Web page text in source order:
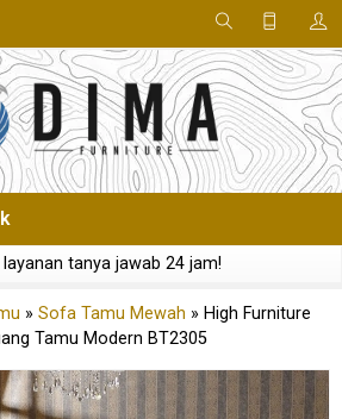
tanya jawab 24 jam!
» Sofa Tamu Mewah » High Furniture
Tamu Modern BT2305